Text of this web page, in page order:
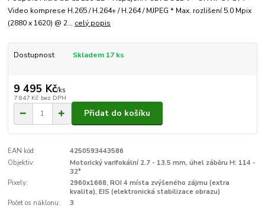
Video komprese H.265 / H.264+ / H.264 / MJPEG * Max. rozlišení 5.0 Mpix
(2880 x 1620) @ 2... celý popis
Dostupnost Skladem 17 ks
9 495 Kč/ks
7 847 Kč bez DPH
Přidat do košíku
EAN kód:
4250593443586
Objektiv:
Motorický varifokální 2.7 - 13.5 mm, úhel záběru H: 114 -
32°
Pixely:
2960x1668, ROI 4 místa zvýšeného zájmu (extra
kvalita), EIS (elektronická stabilizace obrazu)
Počet os náklonu:
3